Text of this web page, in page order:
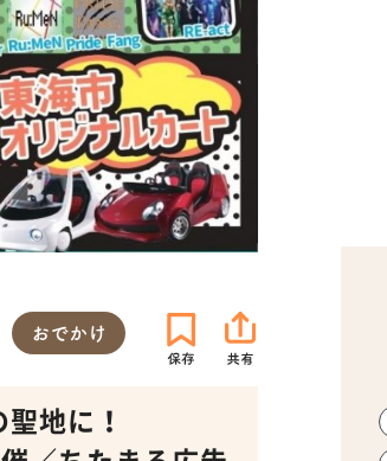
おでかけ
地に！